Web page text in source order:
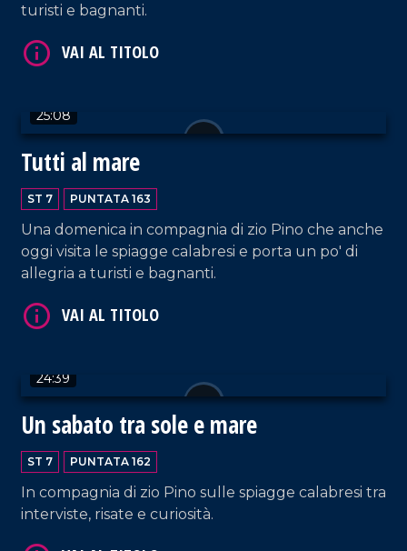
turisti e bagnanti.
25:08
Tutti al mare
ST 7 PUNTATA 163
Una domenica in compagnia di zio Pino che anche
oggi visita le spiagge calabresi e porta un po' di
allegria a turisti e bagnanti.
24:39
Un sabato tra sole e mare
ST 7 PUNTATA 162
In compagnia di zio Pino sulle spiagge calabresi tra
interviste, risate e curiosità.
VAI AL TITOLO